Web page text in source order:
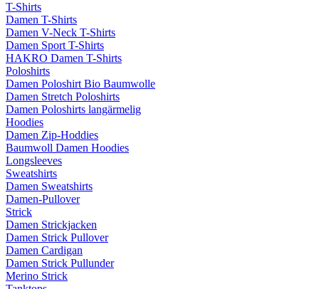
T-Shirts
Damen T-Shirts
Damen V-Neck T-Shirts
Damen Sport T-Shirts
HAKRO Damen T-Shirts
Poloshirts
Damen Poloshirt Bio Baumwolle
Damen Stretch Poloshirts
Damen Poloshirts langärmelig
Hoodies
Damen Zip-Hoddies
Baumwoll Damen Hoodies
Longsleeves
Sweatshirts
Damen Sweatshirts
Damen-Pullover
Strick
Damen Strickjacken
Damen Strick Pullover
Damen Cardigan
Damen Strick Pullunder
Merino Strick